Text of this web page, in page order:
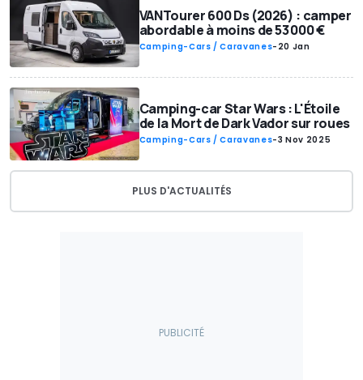
VANTourer 600 Ds (2026) : camper
abordable à moins de 53 000 €
Camping-Cars / Caravanes- 20 Jan
Camping-car Star Wars : L'Étoile
de la Mort de Dark Vador sur roues
Camping-Cars / Caravanes-3 Nov 2025
PLUS D'ACTUALITÉS